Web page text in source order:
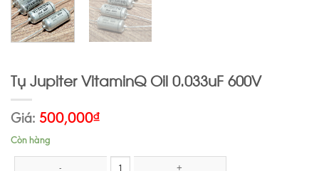
Tụ Jupiter VitaminQ Oil 0.033uF 600V
Giá: 500,000₫
Còn hàng